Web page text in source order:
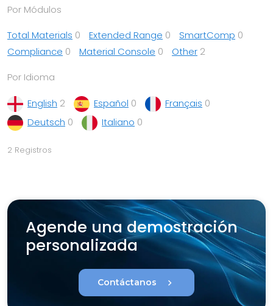
Por Módulos
Total Materials 0 Extended Range 0 SmartComp 0
Compliance 0 Material Console 0 Other 2
Por Idioma
English 2 Español 0 Français 0
Deutsch 0 Italiano 0
2 Registros
Agende una demostración
personalizada
Contáctanos chevron_right